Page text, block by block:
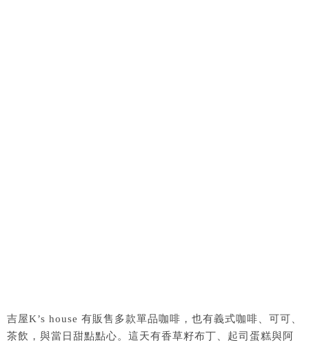
吉屋K’s house 有販售多款單品咖啡，也有義式咖啡、可可、
茶飲，與當日甜點點心。這天有香草籽布丁、起司蛋糕與阿